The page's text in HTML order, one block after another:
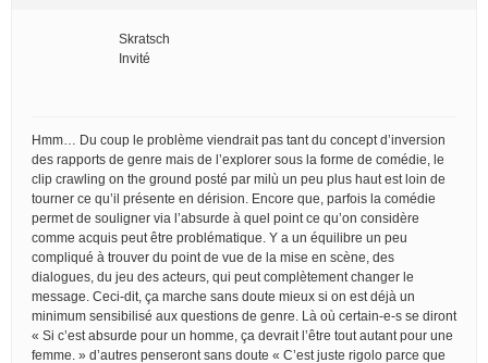
Skratsch
Invité
Hmm… Du coup le problème viendrait pas tant du concept d’inversion
des rapports de genre mais de l’explorer sous la forme de comédie, le
clip crawling on the ground posté par milù un peu plus haut est loin de
tourner ce qu’il présente en dérision. Encore que, parfois la comédie
permet de souligner via l’absurde à quel point ce qu’on considère
comme acquis peut être problématique. Y a un équilibre un peu
compliqué à trouver du point de vue de la mise en scène, des
dialogues, du jeu des acteurs, qui peut complètement changer le
message. Ceci-dit, ça marche sans doute mieux si on est déjà un
minimum sensibilisé aux questions de genre. Là où certain-e-s se diront
« Si c’est absurde pour un homme, ça devrait l’être tout autant pour une
femme. » d’autres penseront sans doute « C’est juste rigolo parce que